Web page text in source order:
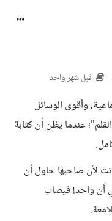
قبل شهر واحد
وأقوى الوسائل
عندما يظن أن كتابة
لأن صاحبها حاول أن
آن واحد! فيصاب